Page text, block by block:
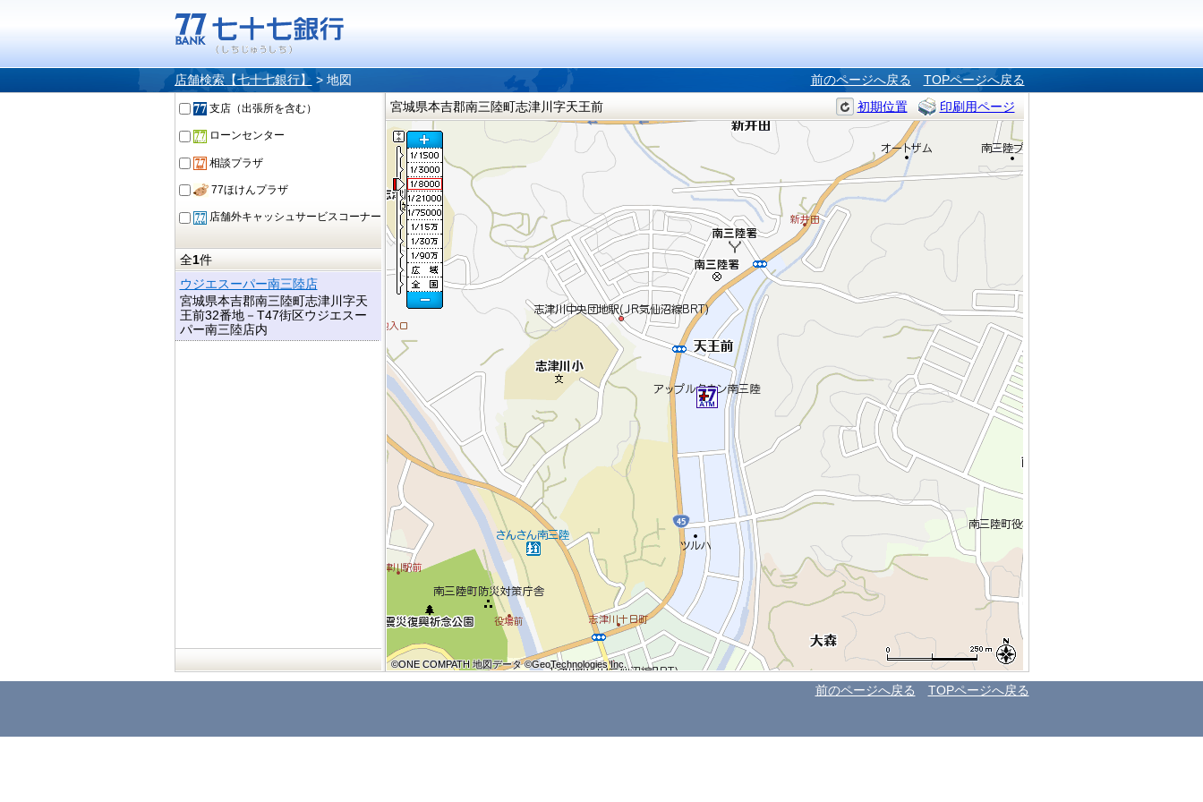
店舗検索【七十七銀行】 > 地図 前のページへ戻る TOPページへ戻る
支店（出張所を含む）
ローンセンター
相談プラザ
77ほけんプラザ
店舗外キャッシュサービスコーナー
全1件
ウジエスーパー南三陸店
宮城県本吉郡南三陸町志津川字天
王前32番地－T47街区ウジエスー
パー南三陸店内
宮城県本吉郡南三陸町志津川字天王前 初期位置 印刷用ページ
©ONE COMPATH 地図データ ©GeoTechnologies Inc.
©ONE COMPATH 地図データ ©GeoTechnologies Inc.
©ONE COMPATH 地図データ ©GeoTechnologies Inc.
©ONE COMPATH 地図データ ©GeoTechnologies Inc.
©ONE COMPATH 地図データ ©GeoTechnologies Inc.
©ONE COMPATH 地図データ ©GeoTechnologies Inc.
©ONE COMPATH 地図データ ©GeoTechnologies Inc.
©ONE COMPATH 地図データ ©GeoTechnologies Inc.
©ONE COMPATH 地図データ ©GeoTechnologies Inc.
前のページへ戻る TOPページへ戻る